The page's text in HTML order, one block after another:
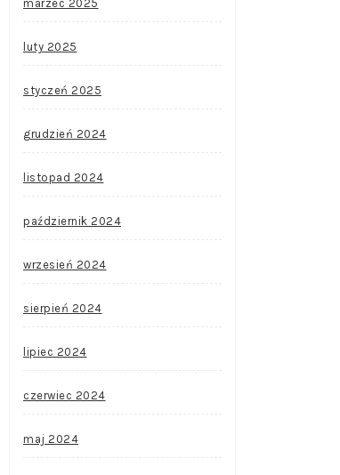
marzec 2025
luty 2025
styczeń 2025
grudzień 2024
listopad 2024
październik 2024
wrzesień 2024
sierpień 2024
lipiec 2024
czerwiec 2024
maj 2024